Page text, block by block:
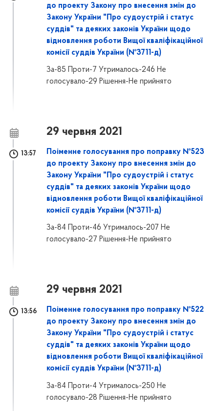
до проекту Закону про внесення змін до
Закону України "Про судоустрій і статус
суддів" та деяких законів України щодо
відновлення роботи Вищої кваліфікаційної
комісії суддів України (№3711-д)
За-85 Проти-7 Утрималось-246 Не
голосувало-29 Рішення-Не прийнято
29 червня 2021
13:57
Поіменне голосування про поправку №523
до проекту Закону про внесення змін до
Закону України "Про судоустрій і статус
суддів" та деяких законів України щодо
відновлення роботи Вищої кваліфікаційної
комісії суддів України (№3711-д)
За-84 Проти-46 Утрималось-207 Не
голосувало-27 Рішення-Не прийнято
29 червня 2021
13:56
Поіменне голосування про поправку №522
до проекту Закону про внесення змін до
Закону України "Про судоустрій і статус
суддів" та деяких законів України щодо
відновлення роботи Вищої кваліфікаційної
комісії суддів України (№3711-д)
За-84 Проти-4 Утрималось-250 Не
голосувало-28 Рішення-Не прийнято